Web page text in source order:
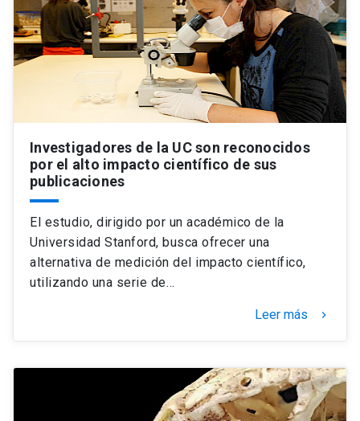
Investigadores de la UC son reconocidos
por el alto impacto científico de sus
publicaciones
El estudio, dirigido por un académico de la
Universidad Stanford, busca ofrecer una
alternativa de medición del impacto científico,
utilizando una serie de…
Leer más keyboard_arrow_right